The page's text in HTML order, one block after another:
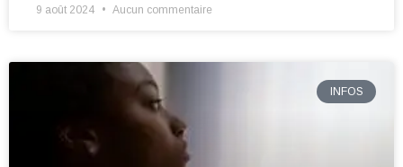
9 août 2024 Aucun commentaire
INFOS